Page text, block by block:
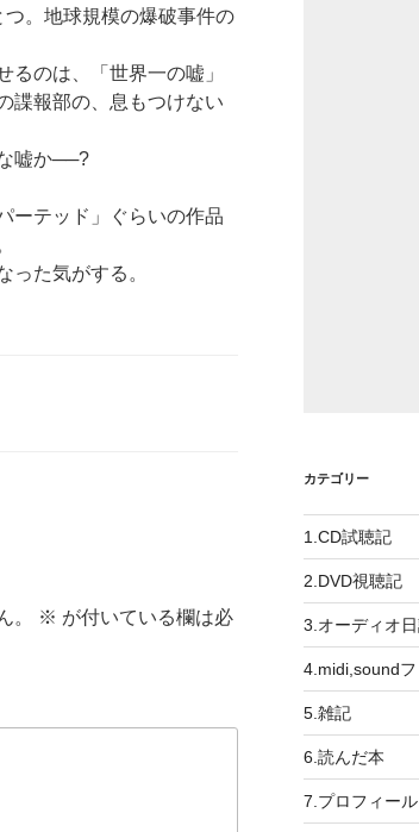
。地球規模の爆破事件の
るのは、「世界一の嘘」
諜報部の、息もつけない
嘘か──?
ーテッド」ぐらいの作品
った気がする。
。 ※ が付いている欄は必
カテゴリー
1.CD試聴記
2.DVD視聴記
3.オーディオ
4.midi,sound
5.雑記
6.読んだ本
7.プロフィール